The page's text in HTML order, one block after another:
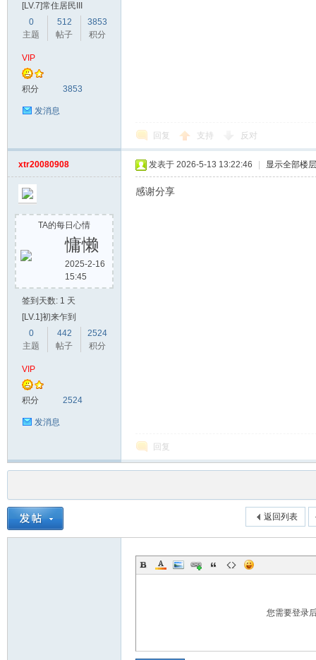
[LV.7]常住居民III
0
主题
512
帖子
3853
积分
VIP
积分 3853
发消息
回复 支持 反对
xtr20080908
TA的每日心情
慵懒
2025-2-16
15:45
签到天数: 1 天
[LV.1]初来乍到
0
主题
442
帖子
2524
积分
VIP
积分 2524
发消息
发表于 2026-5-13 13:22:46 显示全部楼层
感谢分享
回复
返回列表
您需要登录